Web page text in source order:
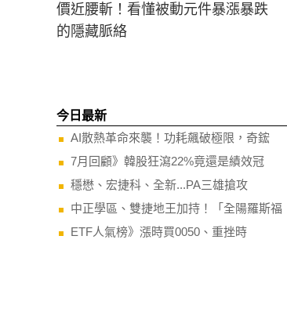
價近腰斬！看懂被動元件暴漲暴跌
的隱藏脈絡
今日最新
AI散熱革命來襲！功耗飆破極限，奇鋐
7月回顧》韓股狂瀉22%竟還是績效冠
穩懋、宏捷科、全新...PA三雄搶攻
中正學區、雙捷地王加持！「全陽羅斯福
ETF人氣榜》漲時買0050、重挫時